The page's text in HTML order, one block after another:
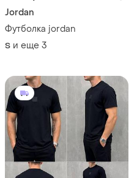
Jordan
Футболка jordan
S и еще 3